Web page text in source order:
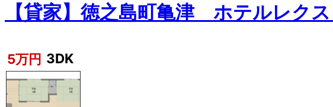
【貸家】徳之島町亀津 ホテルレ
5万円 3DK